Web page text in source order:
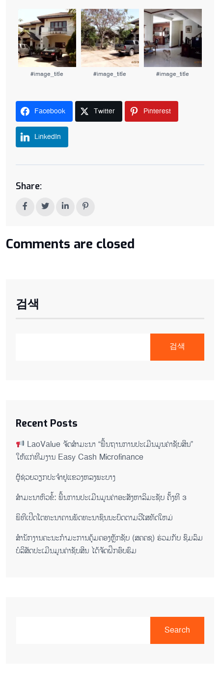
#image_title #image_title #image_title
Facebook Twitter Pinterest
LinkedIn
Share:
Comments are closed
검색
검색
Recent Posts
LaoValue ຈັດສຳມະນາ “ພື້ນຖານການປະເມີນມູນຄ່າຊັບສິນ”
ໃຫ້ແກ່ທີມງານ Easy Cash Microfinance
ຜູ້ຊ່ວຍ​ວຽກປະ​ຈຳ​ຢູ​​ແຂວງຫລງ​ພະ​ບາງ
ສຳມະນາຫົວຂໍ້: ພື້ນການປະເມີນມູນຄ່າອະສັງຫາລິມະຊັບ ຄັ້ງທີ 3
ພິ​ທີ​ເປີດ​ໂຕ​ທະ​ນາ​ຄານ​ພັດ​ທະ​ນາ​ຊົນ​ນະ​ບົດ​ຕາມ​ວິ​ໄສ​ທັດ​ໃຫມ່
ສໍານັກງານຄະນະກໍາມະການຄຸ້ມຄອງຫຼັກຊັບ (ສຄຄຊ) ຮ່ວມກັບ ຊົມລົມ
ບໍລິສັດປະເມີນມູນຄ່າຊັບສິນ ໄດ້ຈັດຝຶກອົບຮົມ
Search